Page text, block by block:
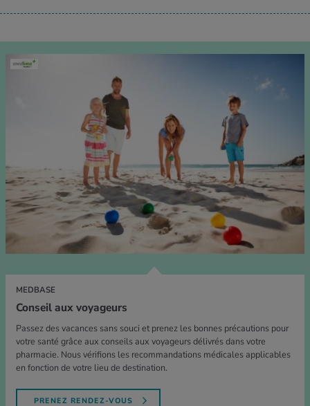
MEDBASE
Conseil aux voyageurs
Passez des vacances sans souci et prenez les bonnes précautions pour
votre santé grâce aux conseils aux voyageurs délivrés dans votre
pharmacie. Nous vérifions les recommandations médicales applicables
en fonction de votre lieu de destination.
PRENEZ RENDEZ-VOUS